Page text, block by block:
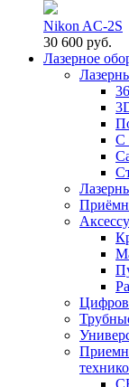
Nikon AC-2S
30 600 руб.
Лазерное
С